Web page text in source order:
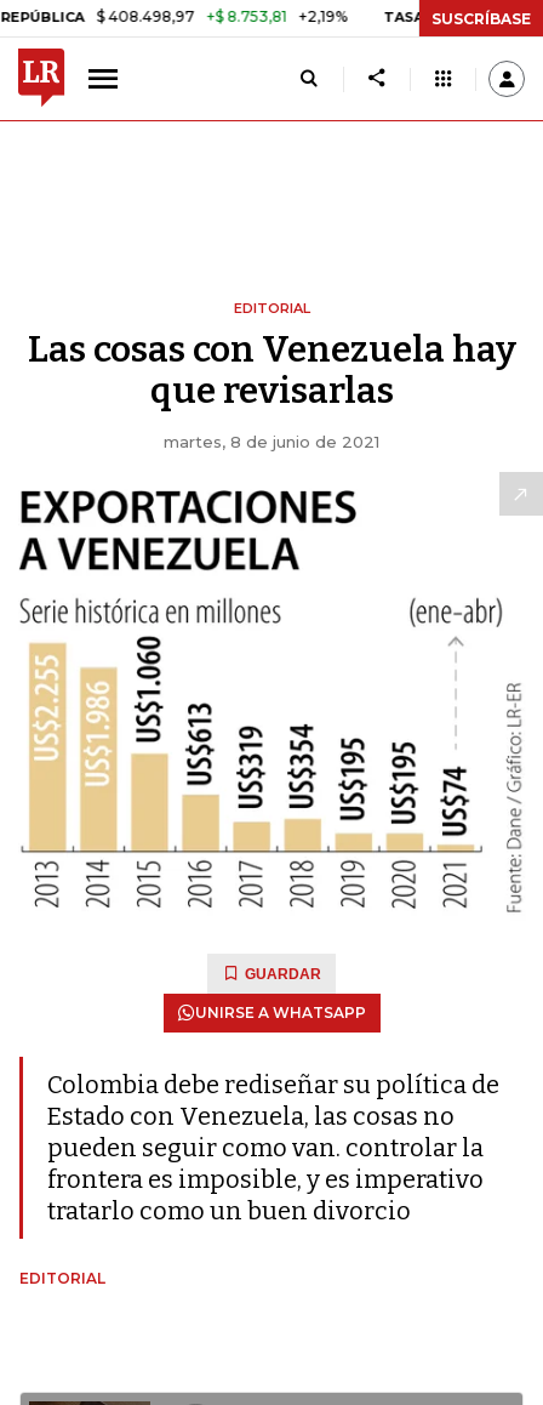
$ 408.498,97 +$ 8.753,81 +2,19% TASA DE USURA CRÉDITO
SUSCRÍBASE
EDITORIAL
Las cosas con Venezuela hay
que revisarlas
martes, 8 de junio de 2021
GUARDAR
UNIRSE A WHATSAPP
Colombia debe rediseñar su política de
Estado con Venezuela, las cosas no
pueden seguir como van. controlar la
frontera es imposible, y es imperativo
tratarlo como un buen divorcio
EDITORIAL